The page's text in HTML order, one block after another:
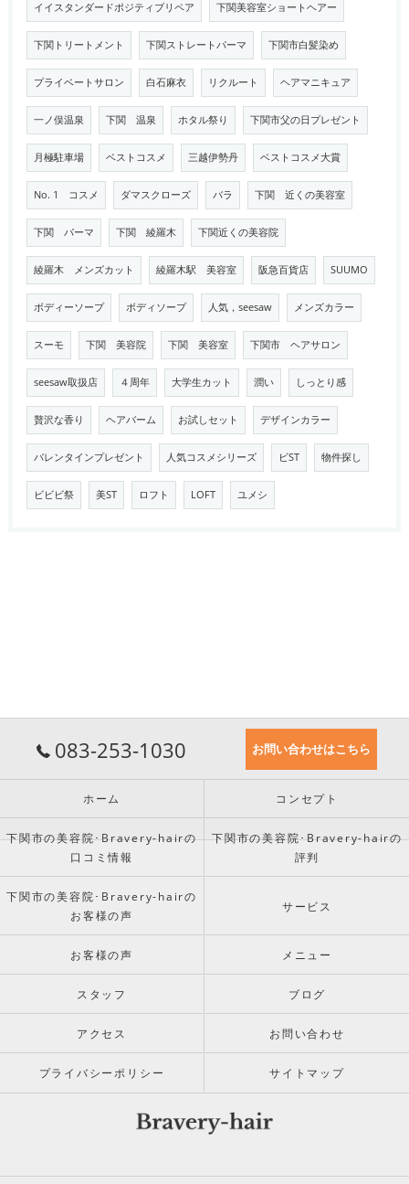
イイスタンダードポジティブリペア 下関美容室ショートヘアー
下関トリートメント 下関ストレートパーマ 下関市白髪染め
プライベートサロン 白石麻衣 リクルート ヘアマニキュア
一ノ俣温泉 下関 温泉 ホタル祭り 下関市父の日プレゼント
月極駐車場 ベストコスメ 三越伊勢丹 ベストコスメ大賞
No. 1 コスメ ダマスクローズ バラ 下関 近くの美容室
下関 パーマ 下関 綾羅木 下関近くの美容院
綾羅木 メンズカット 綾羅木駅 美容室 阪急百貨店 SUUMO
ボディーソープ ボディソープ 人気，seesaw メンズカラー
スーモ 下関 美容院 下関 美容室 下関市 ヘアサロン
seesaw取扱店 ４周年 大学生カット 潤い しっとり感
贅沢な香り ヘアバーム お試しセット デザインカラー
バレンタインプレゼント 人気コスメシリーズ ビST 物件探し
ビビビ祭 美ST ロフト LOFT ユメシ
083-253-1030 お問い合わせはこちら
ホーム コンセプト
下関市の美容院･Bravery-hairの
口コミ情報
下関市の美容院･Bravery-hairの
評判
下関市の美容院･Bravery-hairの
お客様の声
サービス
お客様の声 メニュー
スタッフ ブログ
アクセス お問い合わせ
プライバシーポリシー サイトマップ